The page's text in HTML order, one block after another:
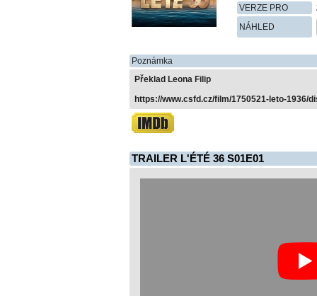
VERZE PRO
NÁHLED
Poznámka
Překlad Leona Filip
https://www.csfd.cz/film/1750521-leto-1936/
TRAILER L'ÉTÉ 36 S01E01